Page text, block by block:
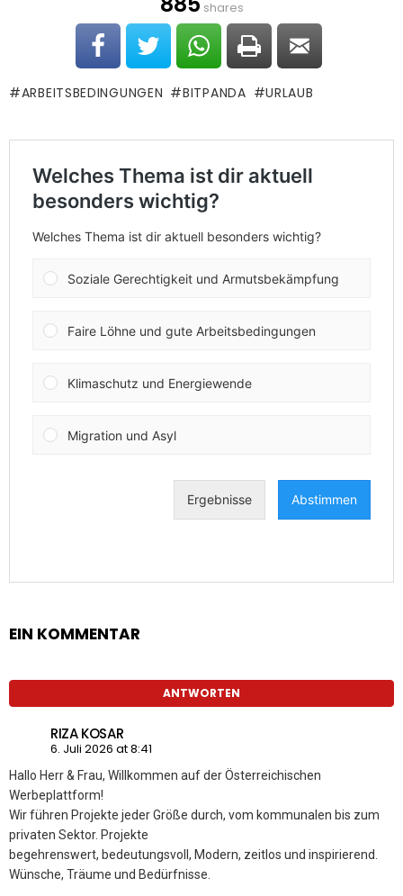
shares
ARBEITSBEDINGUNGEN BITPANDA URLAUB
EIN KOMMENTAR
ANTWORTEN
RIZA KOSAR
6. Juli 2026 at 8:41
Hallo Herr & Frau, Willkommen auf der Österreichischen
Werbeplattform!
Wir führen Projekte jeder Größe durch, vom kommunalen bis zum
privaten Sektor. Projekte
begehrenswert, bedeutungsvoll, Modern, zeitlos und inspirierend.
Wünsche, Träume und Bedürfnisse.